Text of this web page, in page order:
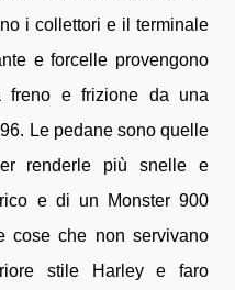
i collettori e il terminale
e forcelle provengono
freno e frizione da una
Le pedane sono quelle
renderle più snelle e
e di un Monster 900
cose che non servivano
stile Harley e faro